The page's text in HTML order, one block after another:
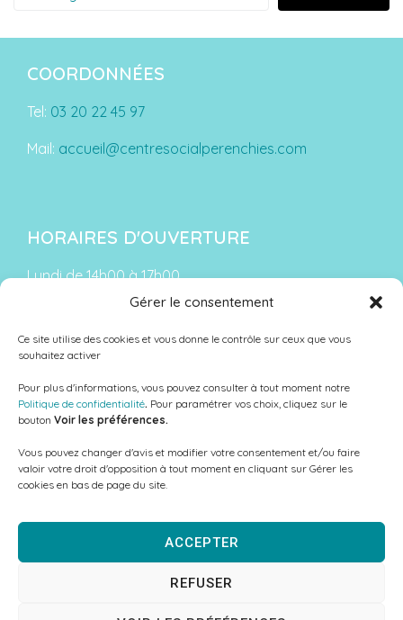
Gérer le consentement
Ce site utilise des cookies et vous donne le contrôle sur ceux que vous
souhaitez activer
Pour plus d'informations, vous pouvez consulter à tout moment notre
Politique de confidentialité. Pour paramétrer vos choix, cliquez sur le
bouton Voir les préférences.
Vous pouvez changer d'avis et modifier votre consentement et/ou faire
valoir votre droit d'opposition à tout moment en cliquant sur Gérer les
cookies en bas de page du site.
ACCEPTER
REFUSER
COORDONNÉES
Tel: 03 20 22 45 97
Mail: accueil@centresocialperenchies.com
HORAIRES D'OUVERTURE
Lundi de 14h00 à 17h00
Du mardi au vendredi :
De 9h00 à 12h00 et de 13h30 à 18h00
Fermé le samedi en période de vacances scolaires
NOUS SUIVRE
Copyright 2024 – Tous droits réservés –Mentions Légales